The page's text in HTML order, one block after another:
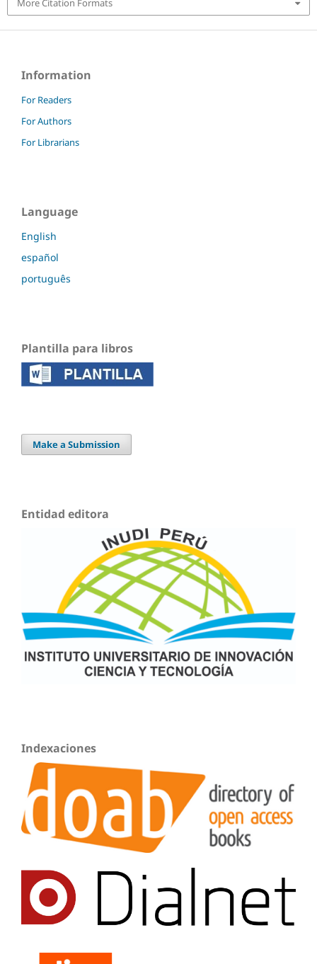
More Citation Formats
Information
For Readers
For Authors
For Librarians
Language
English
español
português
Plantilla para libros
Make a Submission
Entidad editora
Indexaciones